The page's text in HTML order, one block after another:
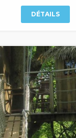
DÉTAILS